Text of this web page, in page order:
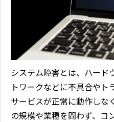
システム障害とは、ハード
トワークなどに不具合や
サービスが正常に動作しな
の規模や業種を問わず、コ